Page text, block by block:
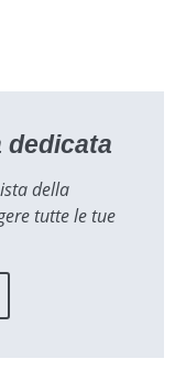
dedicata
della
tutte le tue